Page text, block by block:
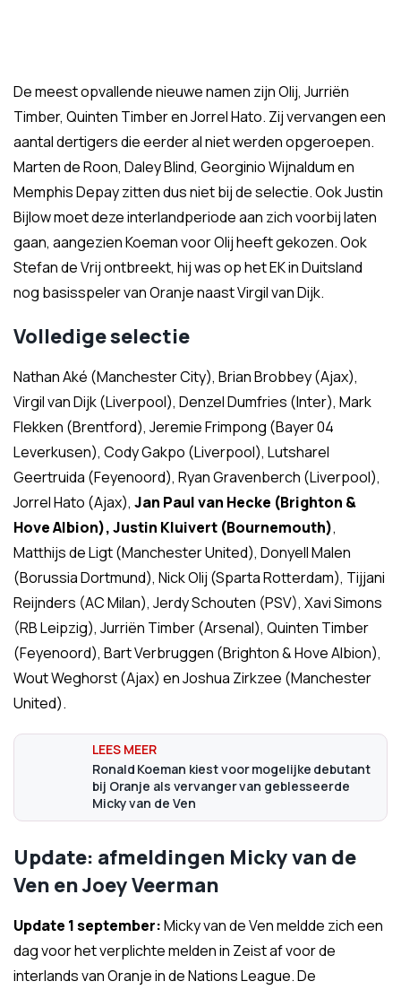
De meest opvallende nieuwe namen zijn Olij, Jurriën
Timber, Quinten Timber en Jorrel Hato. Zij vervangen een
aantal dertigers die eerder al niet werden opgeroepen.
Marten de Roon, Daley Blind, Georginio Wijnaldum en
Memphis Depay zitten dus niet bij de selectie. Ook Justin
Bijlow moet deze interlandperiode aan zich voorbij laten
gaan, aangezien Koeman voor Olij heeft gekozen. Ook
Stefan de Vrij ontbreekt, hij was op het EK in Duitsland
nog basisspeler van Oranje naast Virgil van Dijk.
Volledige selectie
Nathan Aké (Manchester City), Brian Brobbey (Ajax),
Virgil van Dijk (Liverpool), Denzel Dumfries (Inter), Mark
Flekken (Brentford), Jeremie Frimpong (Bayer 04
Leverkusen), Cody Gakpo (Liverpool), Lutsharel
Geertruida (Feyenoord), Ryan Gravenberch (Liverpool),
Jorrel Hato (Ajax), Jan Paul van Hecke (Brighton &
Hove Albion),Justin Kluivert (Bournemouth),
Matthijs de Ligt (Manchester United), Donyell Malen
(Borussia Dortmund), Nick Olij (Sparta Rotterdam), Tijjani
Reijnders (AC Milan), Jerdy Schouten (PSV), Xavi Simons
(RB Leipzig), Jurriën Timber (Arsenal), Quinten Timber
(Feyenoord), Bart Verbruggen (Brighton & Hove Albion),
Wout Weghorst (Ajax) en Joshua Zirkzee (Manchester
United).
Ronald Koeman kiest voor mogelijke debutant
bij Oranje als vervanger van geblesseerde
Micky van de Ven
Update: afmeldingen Micky van de
Ven en Joey Veerman
Update 1 september:Micky van de Ven meldde zich een
dag voor het verplichte melden in Zeist af voor de
interlands van Oranje in de Nations League. De